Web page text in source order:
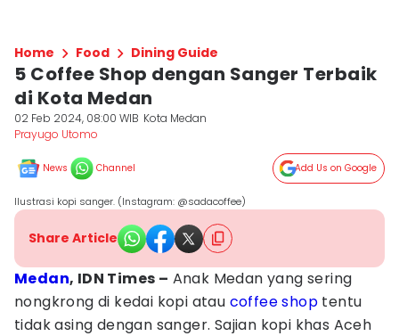
Home Food Dining Guide
5 Coffee Shop dengan Sanger Terbaik
di Kota Medan
02 Feb 2024, 08:00 WIB Kota Medan
Prayugo Utomo
News Channel Add Us on Google
Ilustrasi kopi sanger. (Instagram: @sadacoffee)
Share Article
Medan, IDN Times – Anak Medan yang sering
nongkrong di kedai kopi atau coffee shop tentu
tidak asing dengan sanger. Sajian kopi khas Aceh